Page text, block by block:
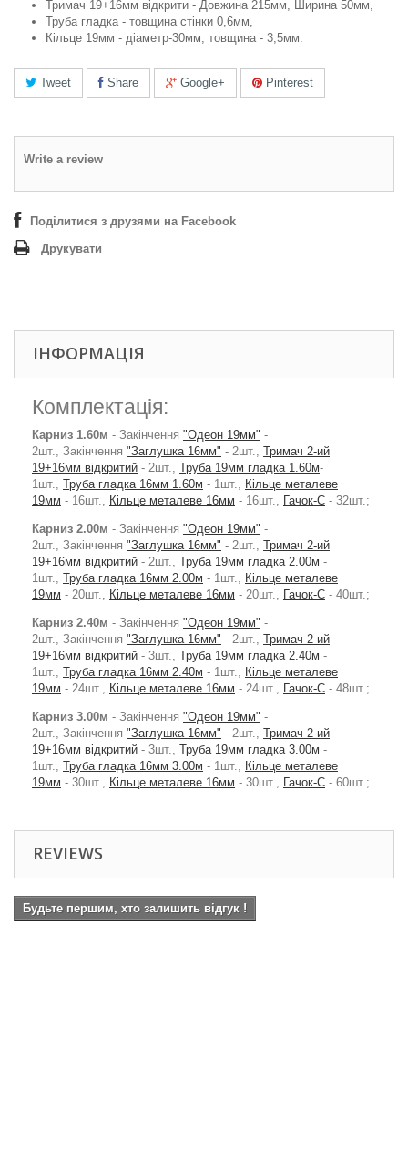
Тримач 19+16мм відкрити - Довжина 215мм, Ширина 50мм,
Труба гладка - товщина стінки 0,6мм,
Кільце 19мм - діаметр-30мм, товщина - 3,5мм.
Tweet Share Google+ Pinterest
Write a review
Поділитися з друзями на Facebook
Друкувати
ІНФОРМАЦІЯ
Комплектація:
Карниз 1.60м - Закінчення "Одеон 19мм" -
2шт., Закінчення "Заглушка 16мм" - 2шт., Тримач 2-ий
19+16мм відкритий - 2шт., Труба 19мм гладка 1.60м-
1шт., Труба гладка 16мм 1.60м - 1шт., Кільце металеве
19мм - 16шт., Кільце металеве 16мм - 16шт., Гачок-С - 32шт.;
Карниз 2.00м - Закінчення "Одеон 19мм" -
2шт., Закінчення "Заглушка 16мм" - 2шт., Тримач 2-ий
19+16мм відкритий - 2шт., Труба 19мм гладка 2.00м -
1шт., Труба гладка 16мм 2.00м - 1шт., Кільце металеве
19мм - 20шт., Кільце металеве 16мм - 20шт., Гачок-С - 40шт.;
Карниз 2.40м - Закінчення "Одеон 19мм" -
2шт., Закінчення "Заглушка 16мм" - 2шт., Тримач 2-ий
19+16мм відкритий - 3шт., Труба 19мм гладка 2.40м -
1шт., Труба гладка 16мм 2.40м - 1шт., Кільце металеве
19мм - 24шт., Кільце металеве 16мм - 24шт., Гачок-С - 48шт.;
Карниз 3.00м - Закінчення "Одеон 19мм" -
2шт., Закінчення "Заглушка 16мм" - 2шт., Тримач 2-ий
19+16мм відкритий - 3шт., Труба 19мм гладка 3.00м -
1шт., Труба гладка 16мм 3.00м - 1шт., Кільце металеве
19мм - 30шт., Кільце металеве 16мм - 30шт., Гачок-С - 60шт.;
REVIEWS
Будьте першим, хто залишить відгук !